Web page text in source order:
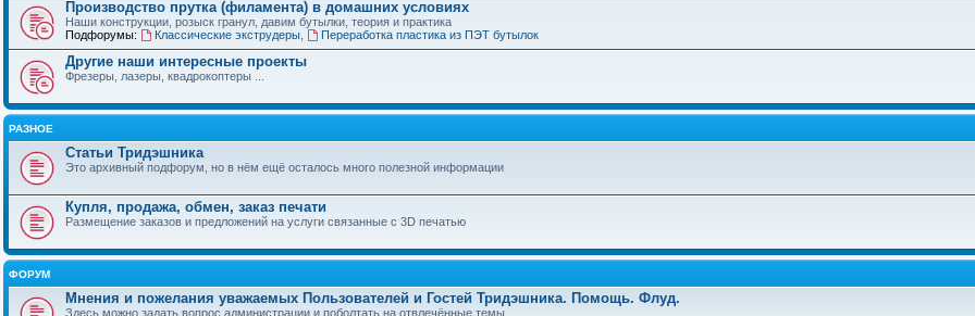
Производство прутка (филамента) в домашних условиях
Наши конструкции, розыск гранул, давим бутылки, теория и практика
Подфорумы:
Классические экструдеры, Переработка пластика из ПЭТ бутылок
Другие наши интересные проекты
Фрезеры, лазеры, квадрокоптеры ...
РАЗНОЕ
Статьи Тридэшника
Это архивный подфорум, но в нём ещё осталось много полезной информации
Купля, продажа, обмен, заказ печати
Размещение заказов и предложений на услуги связанные с 3D печатью
ФОРУМ
Мнения и пожелания уважаемых Пользователей и Гостей Тридэшника. Помощь. Флуд.
Здесь можно задать вопрос администрации и поболтать на отвлечённые темы